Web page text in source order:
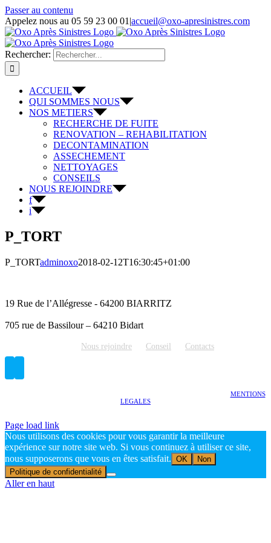
Passer au contenu
Appelez nous au 05 59 23 00 01 |accueil@oxo-apresinistres.com
Rechercher:
ACCUEIL
QUI SOMMES NOUS
NOS METIERS
RECHERCHE DE FUITE
RENOVATION – REHABILITATION
DECONTAMINATION
ASSECHEMENT
NETTOYAGES
CONSEILS
NOUS REJOINDRE
f
i
P_TORT
P_TORTadminoxo2018-02-12T16:30:45+01:00
19 Rue de l’Allégresse - 64200 BIARRITZ
705 rue de Bassilour – 64210 Bidart
Nous rejoindre Conseil Contacts
MENTIONS
LEGALES
Page load link
Nous utilisons des cookies pour vous garantir la meilleure
expérience sur notre site web. Si vous continuez à utiliser ce site,
nous supposerons que vous en êtes satisfait. OK
Non
Politique de confidentialité
Aller en haut